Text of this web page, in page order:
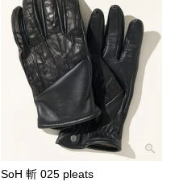
SoH 斬 025 pleats